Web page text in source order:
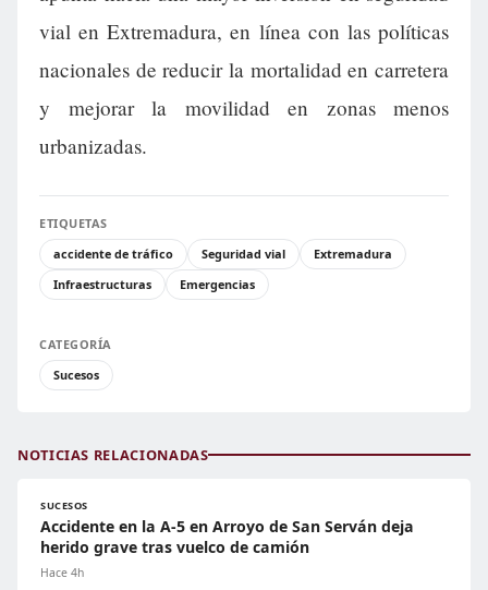
vial en Extremadura, en línea con las políticas
nacionales de reducir la mortalidad en carretera
y mejorar la movilidad en zonas menos
urbanizadas.
ETIQUETAS
accidente de tráfico
Seguridad vial
Extremadura
Infraestructuras
Emergencias
CATEGORÍA
Sucesos
NOTICIAS RELACIONADAS
SUCESOS
Accidente en la A-5 en Arroyo de San Serván deja
herido grave tras vuelco de camión
Hace 4h